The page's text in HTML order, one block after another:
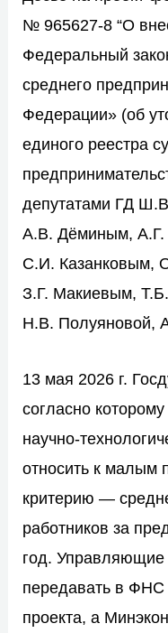
№ 965627-8 “О
Федеральный
среднего
Федерации» (об
единого реестра
депутатами ГД
А.В. Дёминым, А.Г.
С.И. Казанковым,
З.Г. Макиевым,
Н.В. Полуяновой,
13 мая 2026 г.
согласно
научно-
относить к малым
критерию —
работников за
год. Управляющие
передавать в ФНС
проекта, а